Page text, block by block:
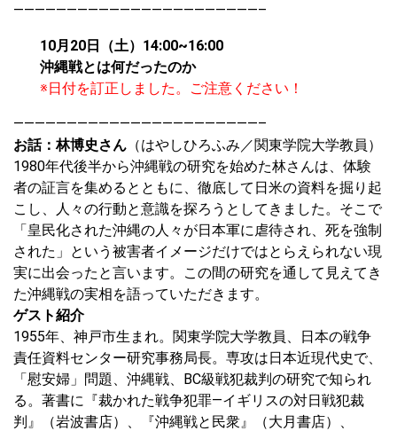
———————————————————————–
10月20日（土）14:00~16:00
沖縄戦とは何だったのか
※日付を訂正しました。ご注意ください！
———————————————————————–
お話：林博史さん （はやしひろふみ／関東学院大学教員）
1980年代後半から沖縄戦の研究を始めた林さんは、体験
者の証言を集めるとともに、徹底して日米の資料を掘り起
こし、人々の行動と意識を探ろうとしてきました。そこで
「皇民化された沖縄の人々が日本軍に虐待され、死を強制
された」という被害者イメージだけではとらえられない現
実に出会ったと言います。この間の研究を通して見えてき
た沖縄戦の実相を語っていただきます。
ゲスト紹介
1955年、神戸市生まれ。関東学院大学教員、日本の戦争
責任資料センター研究事務局長。専攻は日本近現代史で、
「慰安婦」問題、沖縄戦、BC級戦犯裁判の研究で知られ
る。著書に『裁かれた戦争犯罪―イギリスの対日戦犯裁
判』（岩波書店）、『沖縄戦と民衆』（大月書店）、